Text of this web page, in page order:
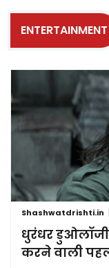
ENTERTAINMENT
Shashwatdrishti.in
धुरंधर डुओलॉजी
करने वाली